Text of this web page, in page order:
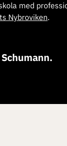
med
Nybroviken.